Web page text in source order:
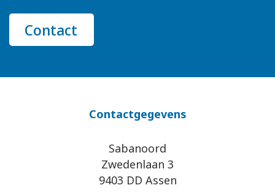
Contact
Contactgegevens
Sabanoord
Zwedenlaan 3
9403 DD Assen